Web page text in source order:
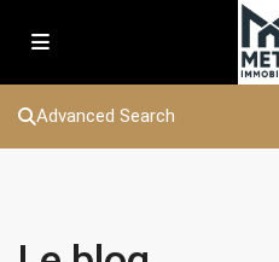
Advanced Search